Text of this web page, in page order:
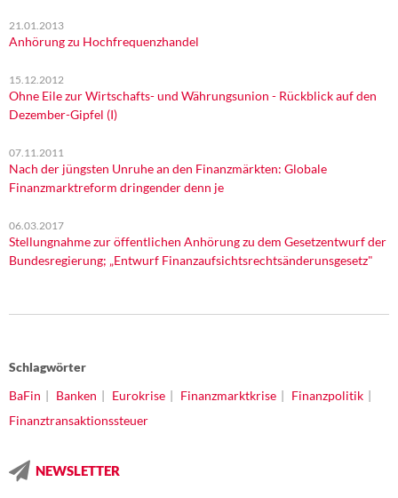
21.01.2013
Anhörung zu Hochfrequenzhandel
15.12.2012
Ohne Eile zur Wirtschafts- und Währungsunion - Rückblick auf den
Dezember-Gipfel (I)
07.11.2011
Nach der jüngsten Unruhe an den Finanzmärkten: Globale
Finanzmarktreform dringender denn je
06.03.2017
Stellungnahme zur öffentlichen Anhörung zu dem Gesetzentwurf der
Bundesregierung; „Entwurf Finanzaufsichtsrechtsänderunsgesetz"
Schlagwörter
BaFin
Banken Eurokrise Finanzmarktkrise
Finanzpolitik
Finanztransaktionssteuer
NEWSLETTER